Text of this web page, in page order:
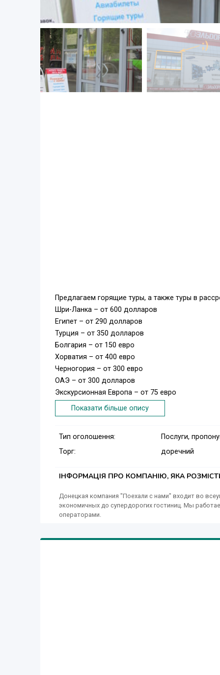
Предлагаем горящие туры, а также туры в
Шри-Ланка – от 600 долларов
Египет – от 290 долларов
Турция – от 350 долларов
Болгария – от 150 евро
Хорватия – от 400 евро
Черногория – от 300 евро
ОАЭ – от 300 долларов
Экскурсионная Европа – от 75 евро
Испания – от 400 евро
Греция – от 300 евро
И многое-многое другое!
Каждый день – новые акции, которые
Показати більше опису
Тип оголошення:
Послуги,
Торг:
доречний
ІНФОРМАЦІЯ ПРО КОМПАНІЮ, ЯКА
Донецкая компания "Поехали с нами" входит во
экономичных до супердорогих гостиниц. Мы
операторами.